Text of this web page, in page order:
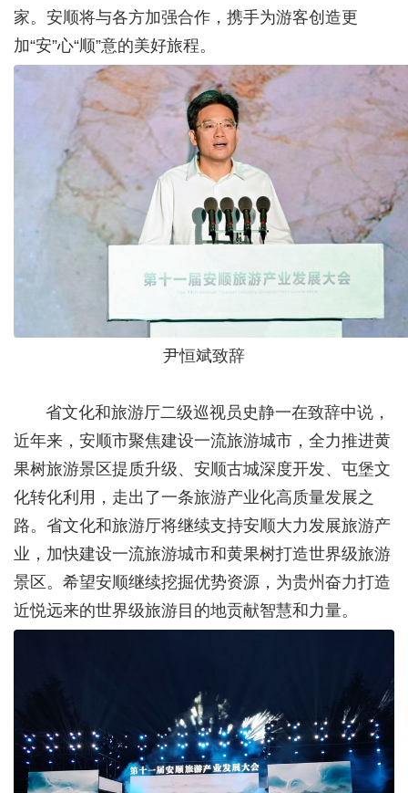
家。安顺将与各方加强合作，携手为游客创造更
加“安”心“顺”意的美好旅程。
尹恒斌致辞
省文化和旅游厅二级巡视员史静一在致辞中说，
近年来，安顺市聚焦建设一流旅游城市，全力推进黄
果树旅游景区提质升级、安顺古城深度开发、屯堡文
化转化利用，走出了一条旅游产业化高质量发展之
路。省文化和旅游厅将继续支持安顺大力发展旅游产
业，加快建设一流旅游城市和黄果树打造世界级旅游
景区。希望安顺继续挖掘优势资源，为贵州奋力打造
近悦远来的世界级旅游目的地贡献智慧和力量。